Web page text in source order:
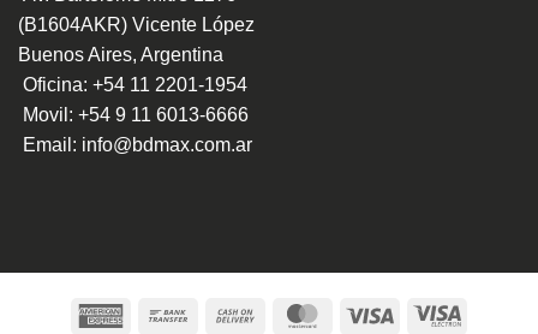
(B1604AKR) Vicente López
Buenos Aires, Argentina
Oficina: +54 11 2201-1954
Movil: +54 9 11 6013-6666
Email: info@bdmax.com.ar
American
Bank
Cash
MasterCardVisa
Visa